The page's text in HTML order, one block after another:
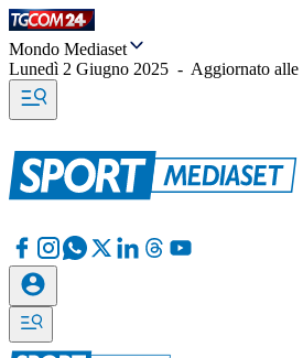
Mondo Mediaset
Lunedì 2 Giugno 2025 - Aggiornato alle